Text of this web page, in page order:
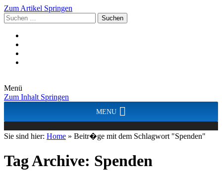
Zum Artikel Springen
Suchen
nach:
Menü
Zum Inhalt Springen
MENU
Sie sind hier: Home » Beitr�ge mit dem Schlagwort "Spenden"
Tag Archive: Spenden